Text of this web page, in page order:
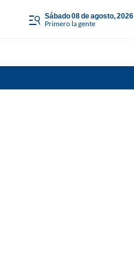
sábado 08 de agosto, 2026
Primero la gente